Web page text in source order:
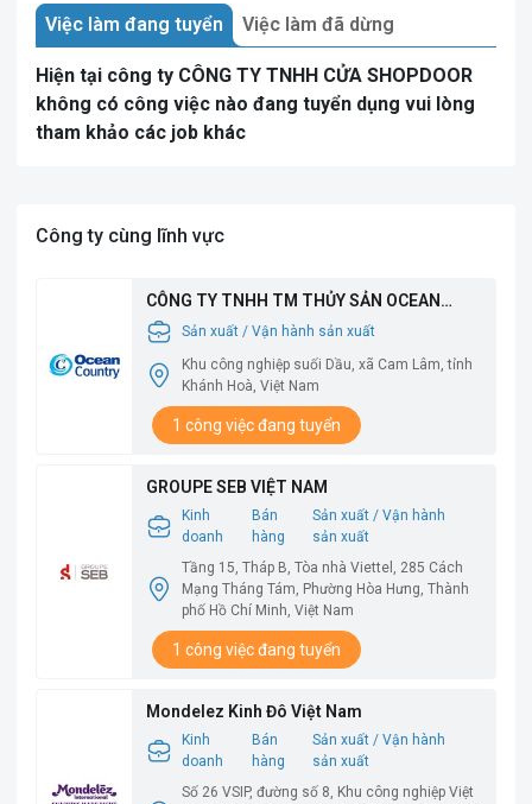
Việc làm đang tuyển Việc làm đã dừng
Hiện tại công ty CÔNG TY TNHH CỬA SHOPDOOR
không có công việc nào đang tuyển dụng vui lòng
tham khảo các job khác
Công ty cùng lĩnh vực
CÔNG TY TNHH TM THỦY SẢN OCEAN
COUNTRY
Sản xuất / Vận hành sản xuất
Khu công nghiệp suối Dầu, xã Cam Lâm, tỉnh
Khánh Hoà, Việt Nam
1 công việc đang tuyển
GROUPE SEB VIỆT NAM
Kinh
doanh
Bán
hàng
Sản xuất / Vận hành
sản xuất
Tầng 15, Tháp B, Tòa nhà Viettel, 285 Cách
Mạng Tháng Tám, Phường Hòa Hưng, Thành
phố Hồ Chí Minh, Việt Nam
1 công việc đang tuyển
Mondelez Kinh Đô Việt Nam
Kinh
doanh
Bán
hàng
Sản xuất / Vận hành
sản xuất
Số 26 VSIP, đường số 8, Khu công nghiệp Việt